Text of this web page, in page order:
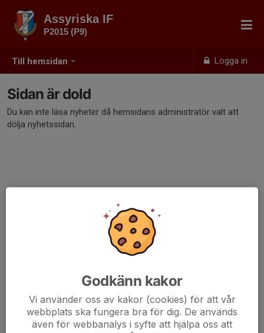
Till hemsidan Logga in
Assyriska IF
P2015 (P9)
Sidan är dold
Du kan inte läsa nyheter då hemsidans administratör valt att
dölja nyhetssidan.
Godkänn kakor
Vi använder oss av kakor (cookies) för att vår
webbplats ska fungera bra för dig. De används
även för webbanalys i syfte att hjälpa oss att